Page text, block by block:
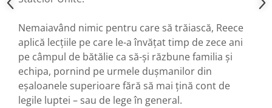
Nemaiavând nimic pentru care să trăiască, Reece
aplică lecțiile pe care le-a învățat timp de zece ani
pe câmpul de bătălie ca să-și răzbune familia și
echipa, pornind pe urmele dușmanilor din
eșaloanele superioare fără să mai țină cont de
legile luptei – sau de lege în general.